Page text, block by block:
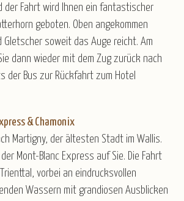
der Fahrt wird Ihnen ein fantastischer
geboten. Oben angekommen
Gletscher soweit das Auge reicht. Am
dann wieder mit dem Zug zurück nach
der Bus zur Rückfahrt zum Hotel
& Chamonix
Martigny, der ältesten Stadt im Wallis.
Mont-Blanc Express auf Sie. Die Fahrt
vorbei an eindrucksvollen
Wassern mit grandiosen Ausblicken